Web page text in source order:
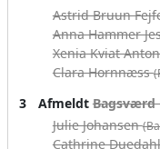
Astrid Bruun
Anna Hammer
Xenia Kviat
Clara Hornnæss
3 AfmeldtBagsværd
Julie Johansen
Cathrine